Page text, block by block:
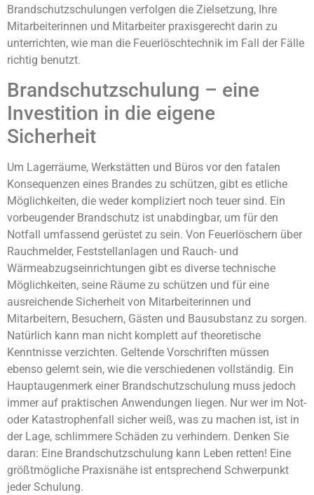
Brandschutzschulungen verfolgen die Zielsetzung, Ihre
Mitarbeiterinnen und Mitarbeiter praxisgerecht darin zu
unterrichten, wie man die Feuerlöschtechnik im Fall der Fälle
richtig benutzt.
Brandschutzschulung – eine
Investition in die eigene
Sicherheit
Um Lagerräume, Werkstätten und Büros vor den fatalen
Konsequenzen eines Brandes zu schützen, gibt es etliche
Möglichkeiten, die weder kompliziert noch teuer sind. Ein
vorbeugender Brandschutz ist unabdingbar, um für den
Notfall umfassend gerüstet zu sein. Von Feuerlöschern über
Rauchmelder, Feststellanlagen und Rauch- und
Wärmeabzugseinrichtungen gibt es diverse technische
Möglichkeiten, seine Räume zu schützen und für eine
ausreichende Sicherheit von Mitarbeiterinnen und
Mitarbeitern, Besuchern, Gästen und Bausubstanz zu sorgen.
Natürlich kann man nicht komplett auf theoretische
Kenntnisse verzichten. Geltende Vorschriften müssen
ebenso gelernt sein, wie die verschiedenen vollständig. Ein
Hauptaugenmerk einer Brandschutzschulung muss jedoch
immer auf praktischen Anwendungen liegen. Nur wer im Not-
oder Katastrophenfall sicher weiß, was zu machen ist, ist in
der Lage, schlimmere Schäden zu verhindern. Denken Sie
daran: Eine Brandschutzschulung kann Leben retten! Eine
größtmögliche Praxisnähe ist entsprechend Schwerpunkt
jeder Schulung.